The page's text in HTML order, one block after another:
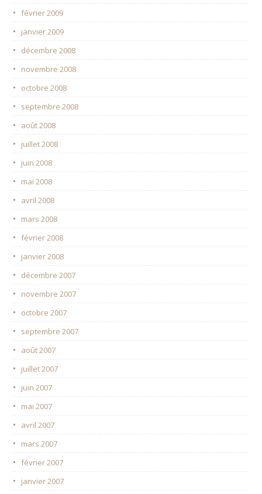
février 2009
janvier 2009
décembre 2008
novembre 2008
octobre 2008
septembre 2008
août 2008
juillet 2008
juin 2008
mai 2008
avril 2008
mars 2008
février 2008
janvier 2008
décembre 2007
novembre 2007
octobre 2007
septembre 2007
août 2007
juillet 2007
juin 2007
mai 2007
avril 2007
mars 2007
février 2007
janvier 2007